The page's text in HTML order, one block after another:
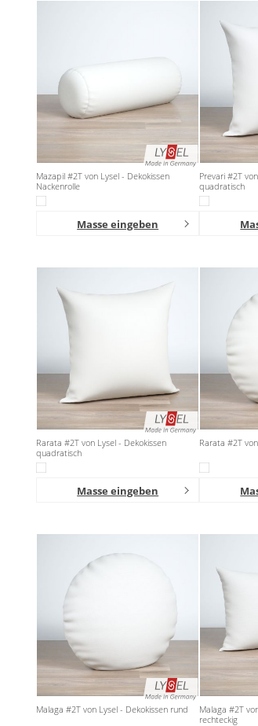
Mazapil #2T von Lysel - Dekokissen
Nackenrolle
Masse eingeben
Prevari #2T
quadratisch
Rarata #2T von Lysel - Dekokissen
quadratisch
Masse eingeben
Rarata #2T
Malaga #2T von Lysel - Dekokissen rund
Malaga #2T
rechteckig